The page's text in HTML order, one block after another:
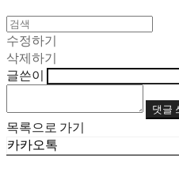
수정하기
삭제하기
글쓴이
댓글
목록으로 가기
카카오톡